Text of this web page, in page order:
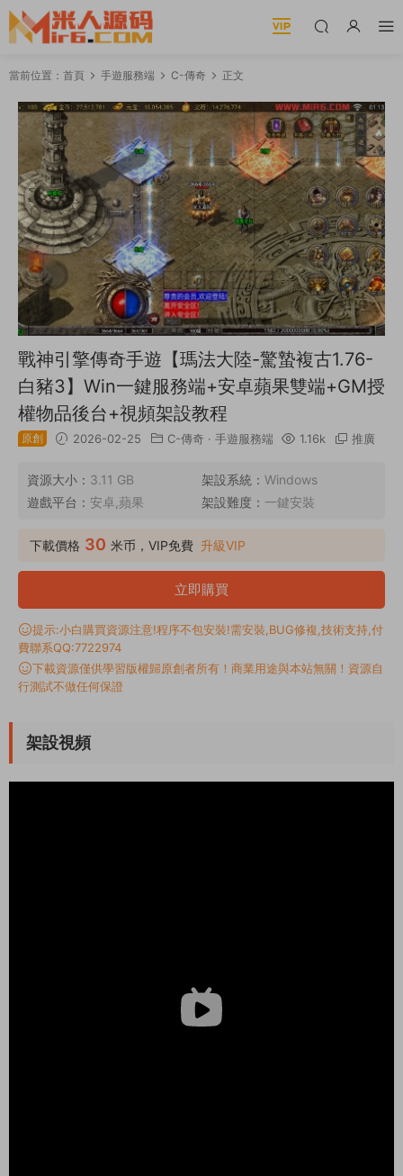
當前位置： 首頁 手遊服務端 C-傳奇 正文
戰神引擎傳奇手遊【瑪法大陸-驚蟄複古1.76-
白豬3】Win一鍵服務端+安卓蘋果雙端+GM授
權物品後台+視頻架設教程
原創 2026-02-25 C-傳奇 · 手遊服務端 1.16k 推廣
資源大小： 3.11 GB 架設系統： Windows
遊戲平台： 安卓,蘋果 架設難度： 一鍵安裝
下載價格 30 米币，VIP免費 升級VIP
立即購買
提示:小白購買資源注意!程序不包安裝!需安裝,BUG修複,技術支持,付
費聯系QQ:7722974
下載資源僅供學習版權歸原創者所有！商業用途與本站無關！資源自
行測試不做任何保證
架設視頻